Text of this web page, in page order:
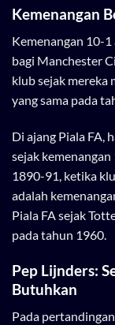
Kemenangan
Kemenangan 10-
bagi Manchester
klub sejak mereka
yang sama pada
Di ajang Piala FA,
sejak
1890-91, ketika
adalah
Piala FA sejak
pada tahun 1960.
Pep Lijnders:
Butuhkan
Pada